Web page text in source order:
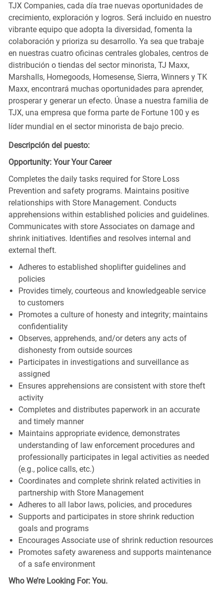
TJX Companies, cada día trae nuevas oportunidades de
crecimiento, exploración y logros. Será incluido en nuestro
vibrante equipo que adopta la diversidad, fomenta la
colaboración y prioriza su desarrollo. Ya sea que trabaje
en nuestras cuatro oficinas centrales globales, centros de
distribución o tiendas del sector minorista, TJ Maxx,
Marshalls, Homegoods, Homesense, Sierra, Winners y TK
Maxx, encontrará muchas oportunidades para aprender,
prosperar y generar un efecto. Únase a nuestra familia de
TJX, una empresa que forma parte de Fortune 100 y es
líder mundial en el sector minorista de bajo precio.
Descripción del puesto:
Opportunity: Your Your Career
Completes the daily tasks required for Store Loss
Prevention and safety programs. Maintains positive
relationships with Store Management. Conducts
apprehensions within established policies and guidelines.
Communicates with store Associates on damage and
shrink initiatives. Identifies and resolves internal and
external theft.
Adheres to established shoplifter guidelines and
policies
Provides timely, courteous and knowledgeable service
to customers
Promotes a culture of honesty and integrity; maintains
confidentiality
Observes, apprehends, and/or deters any acts of
dishonesty from outside sources
Participates in investigations and surveillance as
assigned
Ensures apprehensions are consistent with store theft
activity
Completes and distributes paperwork in an accurate
and timely manner
Maintains appropriate evidence, demonstrates
understanding of law enforcement procedures and
professionally participates in legal activities as needed
(e.g., police calls, etc.)
Coordinates and complete shrink related activities in
partnership with Store Management
Adheres to all labor laws, policies, and procedures
Supports and participates in store shrink reduction
goals and programs
Encourages Associate use of shrink reduction resources
Promotes safety awareness and supports maintenance
of a safe environment
Who We’re Looking For: You.